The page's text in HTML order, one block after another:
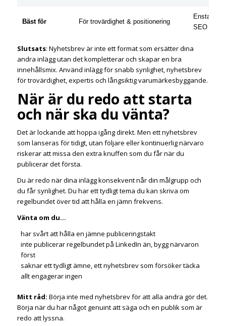
Bäst för För trovärdighet & positionering
Enstaka
SEO
Slutsats: Nyhetsbrev är inte ett format som ersätter dina
andra inlägg utan det kompletterar och skapar en bra
innehållsmix. Använd inlägg för snabb synlighet, nyhetsbrev
för trovärdighet, expertis och långsiktig varumärkesbyggande.
När är du redo att starta
och när ska du vänta?
Det är lockande att hoppa igång direkt. Men ett nyhetsbrev
som lanseras för tidigt, utan följare eller kontinuerlig närvaro
riskerar att missa den extra knuffen som du får när du
publicerar det första.
Du är redo när dina inlägg konsekvent når din målgrupp och
du får synlighet. Du har ett tydligt tema du kan skriva om
regelbundet över tid att hålla en jämn frekvens.
Vänta om du…
har svårt att hålla en jämne publiceringstakt
inte publicerar regelbundet på LinkedIn än, bygg närvaron
först
saknar ett tydligt ämne, ett nyhetsbrev som försöker täcka
allt engagerar ingen
Mitt råd: Börja inte med nyhetsbrev för att alla andra gör det.
Börja när du har något genuint att säga och en publik som är
redo att lyssna.